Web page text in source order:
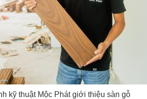
kỹ thuật Mộc Phát giới thiệu sàn gỗ